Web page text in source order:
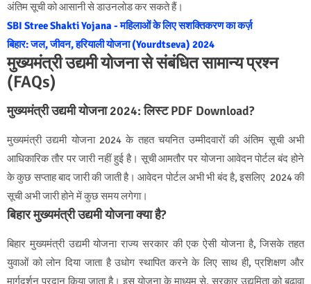
अंतिम सूची को आसानी से डाउनलोड कर सकते हैं।
SBI Stree Shakti Yojana - महिलाओं के लिए सशक्तिकरण का कर्ज़
बिहार: जल, जीवन, हरियाली योजना (Yourdtseva) 2024
मुख्यमंत्री उद्यमी योजना से संबंधित सामान्य प्रश्न
(FAQs)
मुख्यमंत्री उद्यमी योजना 2024: लिस्ट PDF Download?
मुख्यमंत्री उद्यमी योजना 2024 के तहत चयनित उम्मीदवारों की अंतिम सूची अभी
आधिकारिक तौर पर जारी नहीं हुई है। सूची आमतौर पर योजना आवेदन पोर्टल बंद होने
के कुछ सप्ताह बाद जारी की जाती है। आवेदन पोर्टल अभी भी बंद है, इसलिए 2024 की
सूची अभी जारी होने में कुछ समय लगेगा।
बिहार मुख्यमंत्री उद्यमी योजना क्या है?
बिहार मुख्यमंत्री उद्यमी योजना राज्य सरकार की एक ऐसी योजना है, जिसके तहत
युवाओं को लोन दिया जाता है उधोग स्थापित करने के लिए साथ ही, प्रशिक्षण और
मार्गदर्शन प्रदान किया जाता है। इस योजना के माध्यम से, सरकार उद्यमिता को बढ़ावा